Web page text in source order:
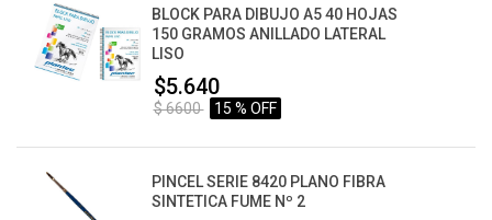
BLOCK PARA DIBUJO A5 40 HOJAS
150 GRAMOS ANILLADO LATERAL
LISO
$5.640
$ 6600 15 % OFF
PINCEL SERIE 8420 PLANO FIBRA
SINTETICA FUME Nº 2